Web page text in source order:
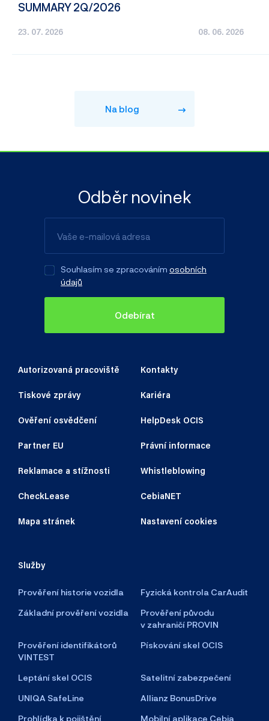
23. 07. 2026
SUMMARY 2Q/2026
08. 06. 2026
Na blog
Autorizovaná pracoviště Kontakty
Tiskové zprávy Kariéra
Ověření osvědčení HelpDesk OCIS
Partner EU Právní informace
Reklamace a stížnosti Whistleblowing
CheckLease CebiaNET
Mapa stránek Nastavení cookies
Služby
Prověření historie vozidla
Fyzická kontrola CarAudit
Základní prověření vozidla
Prověření původu
v zahraničí PROVIN
Prověření identifikátorů
VINTEST
Pískování skel OCIS
Leptání skel OCIS
Satelitní zabezpečení
UNIQA SafeLine
Allianz BonusDrive
Prohlídka k pojištění
Mobilní aplikace Cebia
Odběr novinek
Souhlasím se zpracováním osobních
údajů
Odebírat